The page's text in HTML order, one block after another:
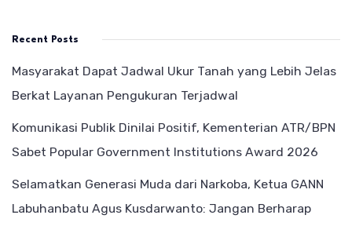
Recent Posts
Masyarakat Dapat Jadwal Ukur Tanah yang Lebih Jelas
Berkat Layanan Pengukuran Terjadwal
Komunikasi Publik Dinilai Positif, Kementerian ATR/BPN
Sabet Popular Government Institutions Award 2026
Selamatkan Generasi Muda dari Narkoba, Ketua GANN
Labuhanbatu Agus Kusdarwanto: Jangan Berharap